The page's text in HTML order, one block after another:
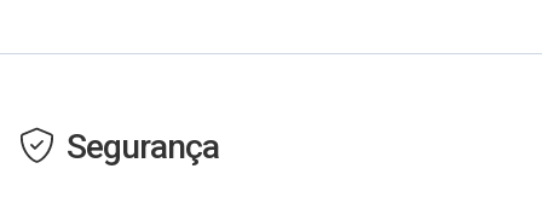
Segurança